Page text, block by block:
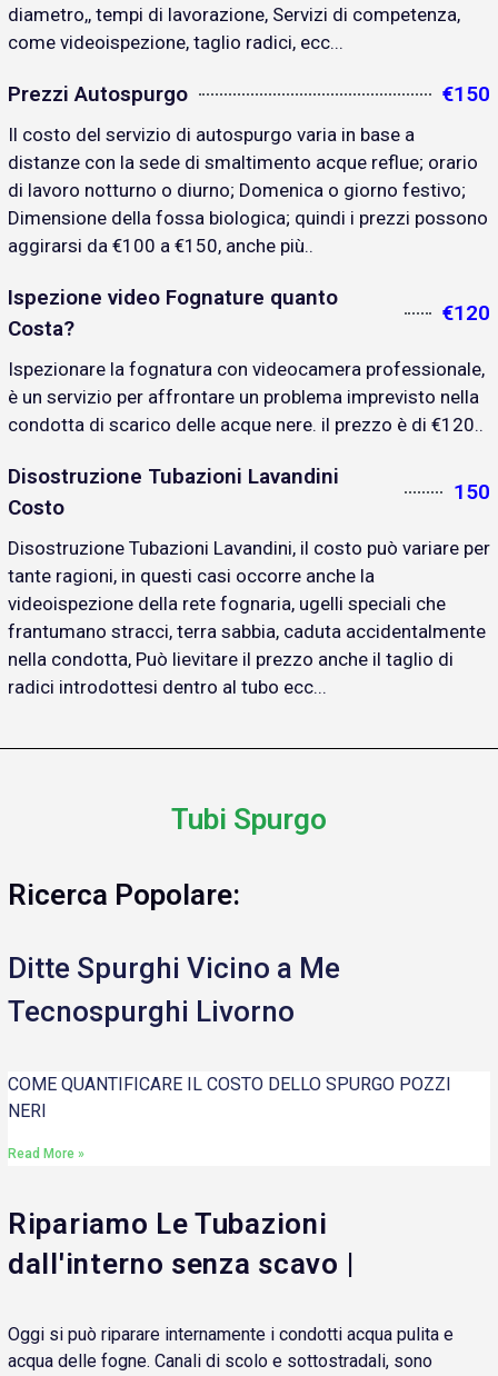
diametro,, tempi di lavorazione, Servizi di competenza,
come videoispezione, taglio radici, ecc...
Prezzi Autospurgo €150
Il costo del servizio di autospurgo varia in base a
distanze con la sede di smaltimento acque reflue; orario
di lavoro notturno o diurno; Domenica o giorno festivo;
Dimensione della fossa biologica; quindi i prezzi possono
aggirarsi da €100 a €150, anche più..
Ispezione video Fognature quanto
Costa?
€120
Ispezionare la fognatura con videocamera professionale,
è un servizio per affrontare un problema imprevisto nella
condotta di scarico delle acque nere. il prezzo è di €120..
Disostruzione Tubazioni Lavandini
Costo
150
Disostruzione Tubazioni Lavandini, il costo può variare per
tante ragioni, in questi casi occorre anche la
videoispezione della rete fognaria, ugelli speciali che
frantumano stracci, terra sabbia, caduta accidentalmente
nella condotta, Può lievitare il prezzo anche il taglio di
radici introdottesi dentro al tubo ecc...
Tubi Spurgo
Ricerca Popolare:
Ditte Spurghi Vicino a Me
Tecnospurghi Livorno
COME QUANTIFICARE IL COSTO DELLO SPURGO POZZI
NERI
Read More »
Ripariamo Le Tubazioni
dall'interno senza scavo |
Oggi si può riparare internamente i condotti acqua pulita e
acqua delle fogne. Canali di scolo e sottostradali, sono